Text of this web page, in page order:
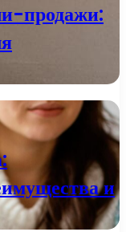
продажи:
и